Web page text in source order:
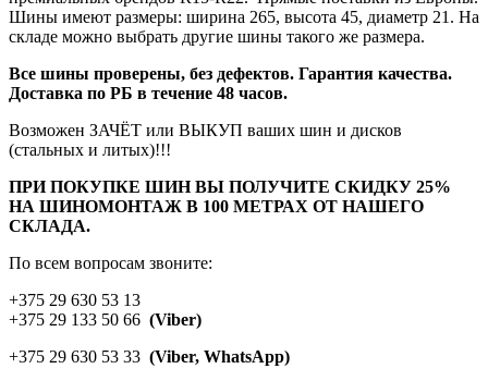
Шины имеют размеры: ширина 265, высота 45, диаметр 21. На
складе можно выбрать другие шины такого же размера.
Все шины проверены, без дефектов. Гарантия качества.
Доставка по РБ в течение 48 часов.
Возможен ЗАЧЁТ или ВЫКУП ваших шин и дисков
(стальных и литых)!!!
ПРИ ПОКУПКЕ ШИН ВЫ ПОЛУЧИТЕ СКИДКУ 25%
НА ШИНОМОНТАЖ В 100 МЕТРАХ ОТ НАШЕГО
СКЛАДА.
По всем вопросам звоните:
+375 29 630 53 13
+375 29 133 50 66 (Viber)
+375 29 630 53 33 (Viber, WhatsApp)